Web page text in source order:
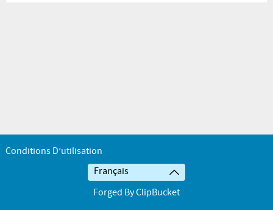
Conditions D’utilisation
Français
Forged By ClipBucket